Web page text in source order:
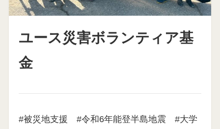
ユース災害ボランティア基
金
#被災地支援 #令和6年能登半島地震 #大学